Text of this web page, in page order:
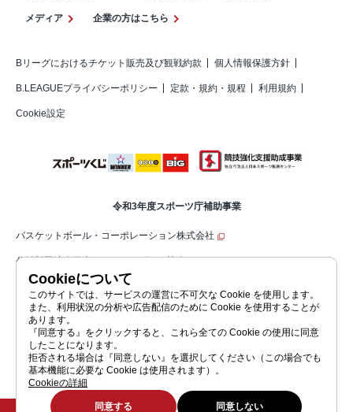
メディア 企業の方はこちら
Bリーグにおけるチケット販売及び観戦約款 個人情報保護方針
B.LEAGUEプライバシーポリシー 定款・規約・規程 利用規約
Cookie設定
令和3年度スポーツ庁補助事業
バスケットボール・コーポレーション株式会社
公益財団法人日本バスケットボール協会（JBA）
公益社団法人ジャパン・プロフェッショナル・バスケットボールリーグ（コ
ーポレートサイト）
公益社団法人ジャパン・プロフェッショナル・バスケットボールリーグ
JAPAN PROFESSIONAL BASKETBALL LEAGUE
©JAPAN PROFESSIONAL BASKETBALL LEAGUE
Cookieについて
このサイトでは、サービスの運営に不可欠な Cookie を使用します。
また、利用状況の分析や広告配信のために Cookie を使用することが
あります。
『同意する』をクリックすると、これら全ての Cookie の使用に同意
したことになります。
拒否される場合は『同意しない』を選択してください（この場合でも
基本機能に必要な Cookie は使用されます）。
Cookieの詳細
同意する 同意しない